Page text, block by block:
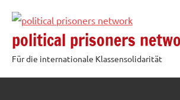
Inhalt
springen
political prisoners
Für die internationale Klassensolidarität